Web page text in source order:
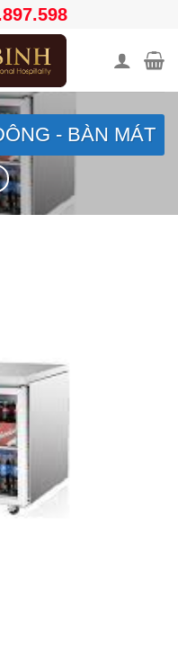
- BÀN MÁT